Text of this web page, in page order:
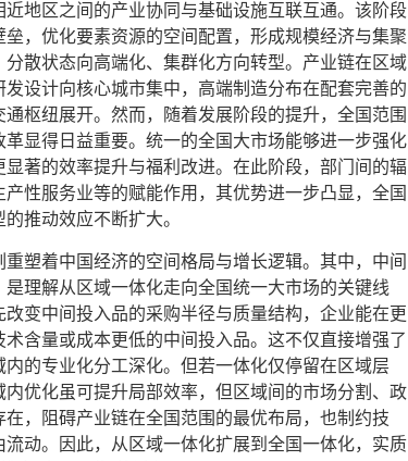
地区之间的产业协同与基础设施互联互通。该阶段
，优化要素资源的空间配置，形成规模经济与集聚
散状态向高端化、集群化方向转型。产业链在区域
设计向核心城市集中，高端制造分布在配套完善的
枢纽展开。然而，随着发展阶段的提升，全国范围
显得日益重要。统一的全国大市场能够进一步强化
著的效率提升与福利改进。在此阶段，部门间的辐
性服务业等的赋能作用，其优势进一步凸显，全国
推动效应不断扩大。
塑着中国经济的空间格局与增长逻辑。其中，中间
理解从区域一体化走向全国统一大市场的关键线
变中间投入品的采购半径与质量结构，企业能在更
含量或成本更低的中间投入品。这不仅直接增强了
的专业化分工深化。但若一体化仅停留在区域层
优化虽可提升局部效率，但区域间的市场分割、政
，阻碍产业链在全国范围的最优布局，也制约技
动。因此，从区域一体化扩展到全国一体化，实质